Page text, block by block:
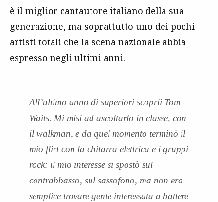
è il miglior cantautore italiano della sua
generazione, ma soprattutto uno dei pochi
artisti totali che la scena nazionale abbia
espresso negli ultimi anni.
All’ultimo anno di superiori scoprii Tom
Waits. Mi misi ad ascoltarlo in classe, con
il walkman, e da quel momento terminò il
mio flirt con la chitarra elettrica e i gruppi
rock: il mio interesse si spostò sul
contrabbasso, sul sassofono, ma non era
semplice trovare gente interessata a battere